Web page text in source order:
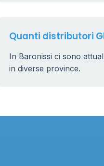
Quanti distributori
In Baronissi ci sono
in diverse province.